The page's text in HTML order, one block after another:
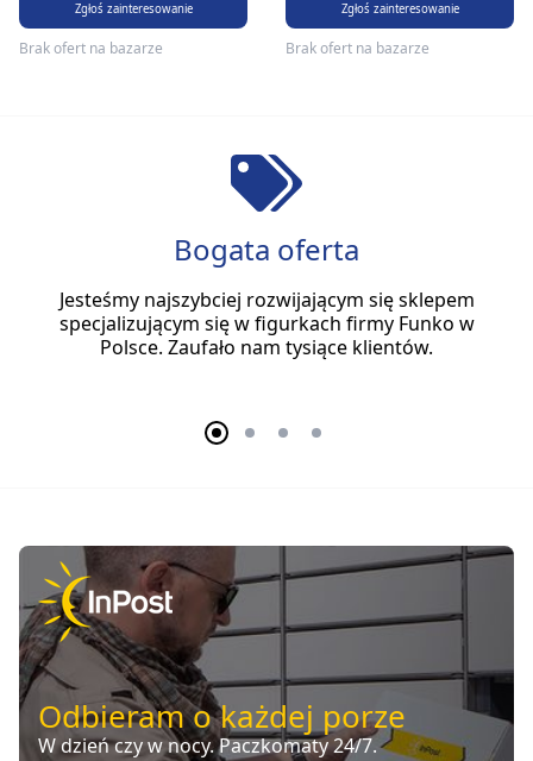
Zgłoś zainteresowanie
Brak ofert na bazarze
Zgłoś zainteresowanie
Brak ofert na bazarze
Bogata oferta
Jesteśmy najszybciej rozwijającym się sklepem
specjalizującym się w figurkach firmy Funko w
Polsce. Zaufało nam tysiące klientów.
Odbieram o każdej porze
W dzień czy w nocy. Paczkomaty 24/7.